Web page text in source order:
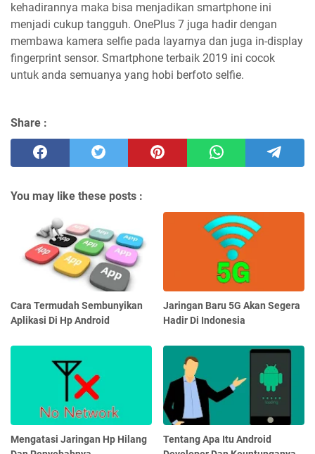
kehadirannya maka bisa menjadikan smartphone ini
menjadi cukup tangguh. OnePlus 7 juga hadir dengan
membawa kamera selfie pada layarnya dan juga in-display
fingerprint sensor. Smartphone terbaik 2019 ini cocok
untuk anda semuanya yang hobi berfoto selfie.
Share :
You may like these posts :
Cara Termudah Sembunyikan
Aplikasi Di Hp Android
Jaringan Baru 5G Akan Segera
Hadir Di Indonesia
Mengatasi Jaringan Hp Hilang
Tentang Apa Itu Android